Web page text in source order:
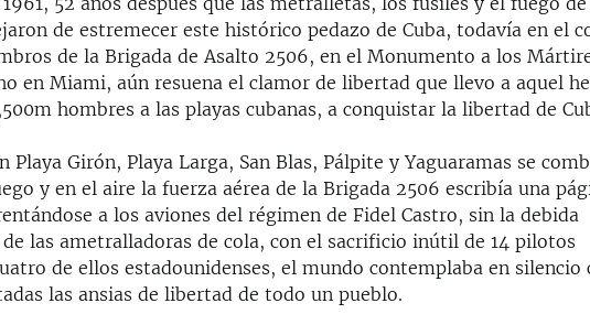
de estremecer este histórico pedazo de Cuba, todavía en el
de la Brigada de Asalto 2506, en el Monumento a los
en Miami, aún resuena el clamor de libertad que llevo a aquel
hombres a las playas cubanas, a conquistar la libertad de
Playa Girón, Playa Larga, San Blas, Pálpite y Yaguaramas se
y en el aire la fuerza aérea de la Brigada 2506 escribía una
a los aviones del régimen de Fidel Castro, sin la debida
las ametralladoras de cola, con el sacrificio inútil de 14 pilotos
de ellos estadounidenses, el mundo contemplaba en silencio
las ansias de libertad de todo un pueblo.